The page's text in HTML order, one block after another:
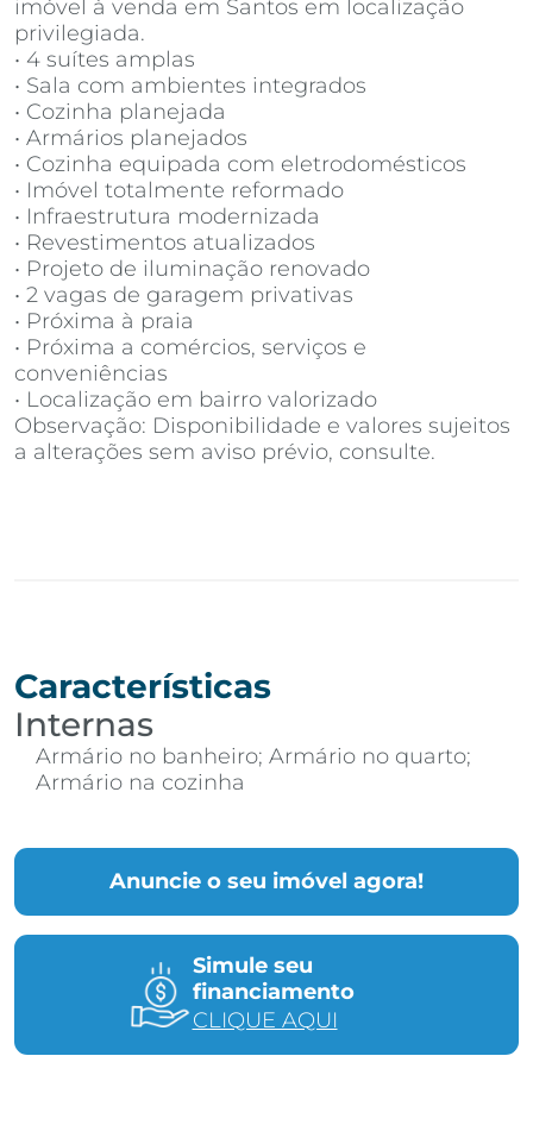
imóvel à venda em Santos em localização
privilegiada.
• 4 suítes amplas
• Sala com ambientes integrados
• Cozinha planejada
• Armários planejados
• Cozinha equipada com eletrodomésticos
• Imóvel totalmente reformado
• Infraestrutura modernizada
• Revestimentos atualizados
• Projeto de iluminação renovado
• 2 vagas de garagem privativas
• Próxima à praia
• Próxima a comércios, serviços e
conveniências
• Localização em bairro valorizado
Observação: Disponibilidade e valores sujeitos
a alterações sem aviso prévio, consulte.
Anuncie o seu imóvel agora!
Simule seu
financiamento
CLIQUE AQUI
Características
Internas
Armário no banheiro; Armário no quarto;
Armário na cozinha